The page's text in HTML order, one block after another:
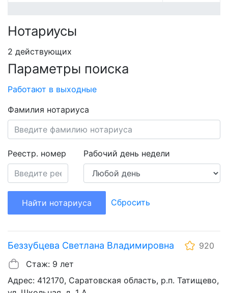
Нотариусы
2 действующих
Параметры поиска
Работают в выходные
Фамилия нотариуса
Реестр. номер Рабочий день недели
Найти нотариуса Сбросить
Беззубцева Светлана Владимировна
920
Стаж: 9 лет
Адрес: 412170, Саратовская область, р.п. Татищево,